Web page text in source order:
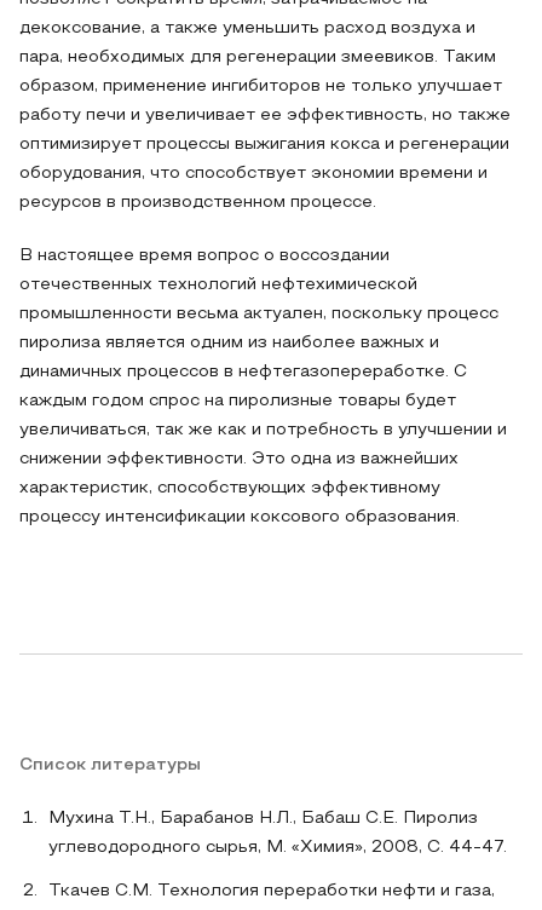
декоксование, а также уменьшить расход воздуха и
пара, необходимых для регенерации змеевиков. Таким
образом, применение ингибиторов не только улучшает
работу печи и увеличивает ее эффективность, но также
оптимизирует процессы выжигания кокса и регенерации
оборудования, что способствует экономии времени и
ресурсов в производственном процессе.
В настоящее время вопрос о воссоздании
отечественных технологий нефтехимической
промышленности весьма актуален, поскольку процесс
пиролиза является одним из наиболее важных и
динамичных процессов в нефтегазопереработке. С
каждым годом спрос на пиролизные товары будет
увеличиваться, так же как и потребность в улучшении и
снижении эффективности. Это одна из важнейших
характеристик, способствующих эффективному
процессу интенсификации коксового образования.
Список литературы
Мухина Т.Н., Барабанов Н.Л., Бабаш С.Е. Пиролиз
углеводородного сырья, М. «Химия», 2008, С. 44-47.
Ткачев С.М. Технология переработки нефти и газа,